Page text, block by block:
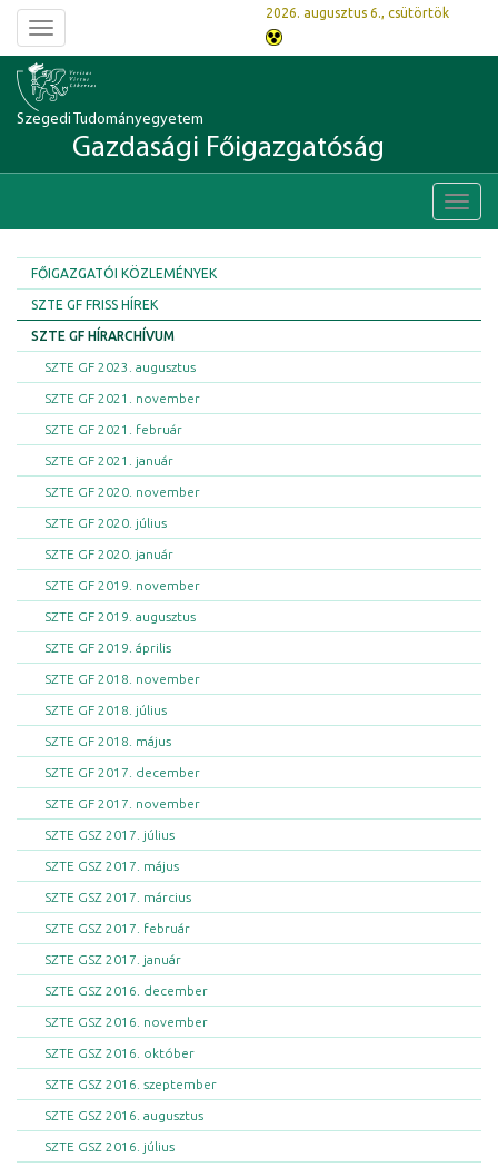
Toggle
navigation
2026. augusztus 6., csütörtök
Szegedi Tudományegyetem
Gazdasági Főigazgatóság
FŐIGAZGATÓI KÖZLEMÉNYEK
SZTE GF FRISS HÍREK
SZTE GF HÍRARCHÍVUM
SZTE GF 2023. augusztus
SZTE GF 2021. november
SZTE GF 2021. február
SZTE GF 2021. január
SZTE GF 2020. november
SZTE GF 2020. július
SZTE GF 2020. január
SZTE GF 2019. november
SZTE GF 2019. augusztus
SZTE GF 2019. április
SZTE GF 2018. november
SZTE GF 2018. július
SZTE GF 2018. május
SZTE GF 2017. december
SZTE GF 2017. november
SZTE GSZ 2017. július
SZTE GSZ 2017. május
SZTE GSZ 2017. március
SZTE GSZ 2017. február
SZTE GSZ 2017. január
SZTE GSZ 2016. december
SZTE GSZ 2016. november
SZTE GSZ 2016. október
SZTE GSZ 2016. szeptember
SZTE GSZ 2016. augusztus
SZTE GSZ 2016. július